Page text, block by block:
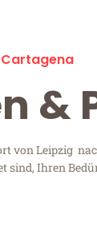
&
von Leipzig
sind, Ihren